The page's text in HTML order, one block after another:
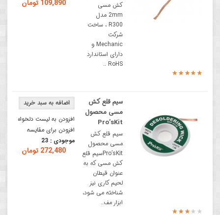
109,890 تومان
کش مسی
2mm مدل
R300 ، ساخت
شرکت
Mechanic و
دارای استاندارد
RoHS ..
افزودن به لیست دلخواه
افزودن برای مقایسه
موجودی : 23
272,480 تومان
سیم قلع کش
مسی محصول
Pro’sKit
سیم قلع کش
مسی محصول
Pro’sKitسیم قلع
کش مسی که به
عنوان قیطان
لحیم کاری نیز
شناخته می شود،
ابزار مف..